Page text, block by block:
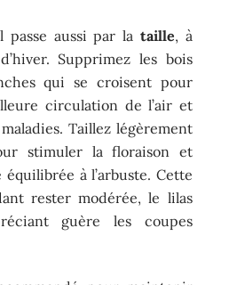
passe aussi par la taille, à
Supprimez les bois
qui se croisent pour
circulation de l’air et
Taillez légèrement
stimuler la floraison et
à l’arbuste. Cette
rester modérée, le lilas
guère les coupes